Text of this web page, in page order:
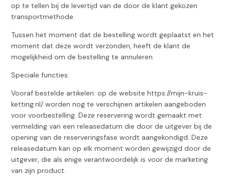
op te tellen bij de levertijd van de door de klant gekozen
transportmethode.
Tussen het moment dat de bestelling wordt geplaatst en het
moment dat deze wordt verzonden, heeft de klant de
mogelijkheid om de bestelling te annuleren.
Speciale functies:
Vooraf bestelde artikelen: op de website https://mijn-kruis-
ketting.nl/ worden nog te verschijnen artikelen aangeboden
voor voorbestelling. Deze reservering wordt gemaakt met
vermelding van een releasedatum die door de uitgever bij de
opening van de reserveringsfase wordt aangekondigd. Deze
releasedatum kan op elk moment worden gewijzigd door de
uitgever, die als enige verantwoordelijk is voor de marketing
van zijn product.